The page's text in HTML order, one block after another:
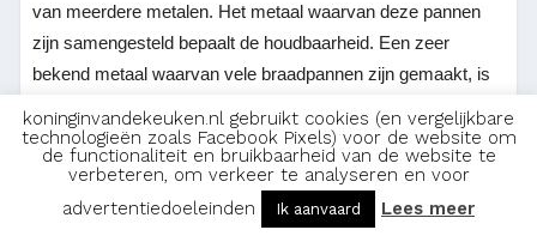
van meerdere metalen. Het metaal waarvan deze pannen
zijn samengesteld bepaalt de houdbaarheid. Een zeer
bekend metaal waarvan vele braadpannen zijn gemaakt, is
gemaakt van gietijzer heel stevig en duurzaam zijn.
Dit heeft te maken met het feit dat het metaal helemaal
wordt omgezet in vloeibare vorm. Verder worden er andere
koninginvandekeuken.nl gebruikt cookies (en vergelijkbare
technologieën zoals Facebook Pixels) voor de website om
de functionaliteit en bruikbaarheid van de website te
verbeteren, om verkeer te analyseren en voor
advertentiedoeleinden
Ik aanvaard Lees meer